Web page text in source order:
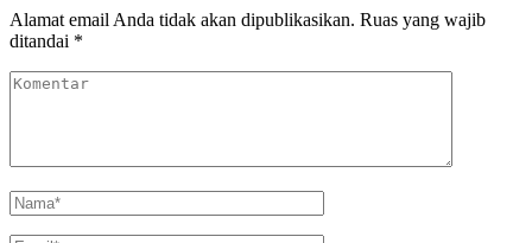
Alamat email Anda tidak akan dipublikasikan. Ruas yang wajib
ditandai *